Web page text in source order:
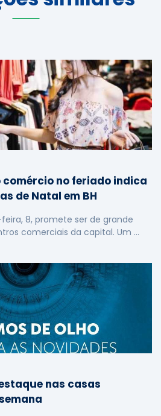
no feriado indica
de Natal em BH
8, promete ser de grande
comerciais da capital. Um …
nas casas